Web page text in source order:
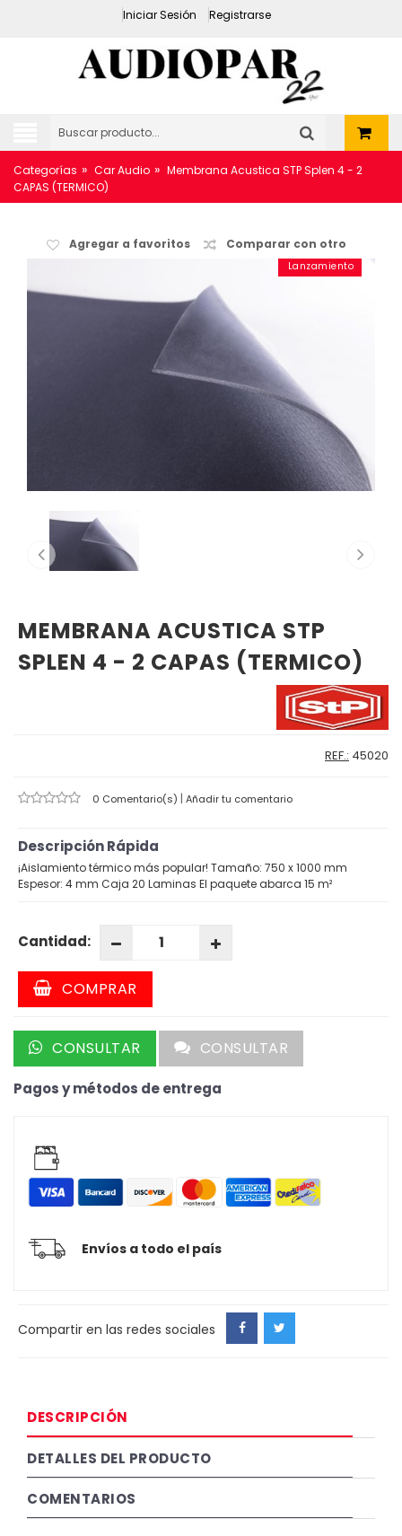
Iniciar Sesión Registrarse
Categorías » Car Audio » Membrana Acustica STP Splen 4 - 2
CAPAS (TERMICO)
Agregar a favoritos Comparar con otro
Lanzamiento
MEMBRANA ACUSTICA STP
SPLEN 4 - 2 CAPAS (TERMICO)
REF.: 45020
0 Comentario(s) | Añadir tu comentario
Descripción Rápida
¡Aislamiento térmico más popular! Tamaño: 750 x 1000 mm
Espesor: 4 mm Caja 20 Laminas El paquete abarca 15 m²
Cantidad:
COMPRAR
CONSULTAR CONSULTAR
Pagos y métodos de entrega
Envíos a todo el país
Compartir en las redes sociales
DESCRIPCIÓN
DETALLES DEL PRODUCTO
COMENTARIOS